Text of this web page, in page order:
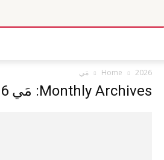
Home 2026 مَي
Monthly Archives: مَي 2026